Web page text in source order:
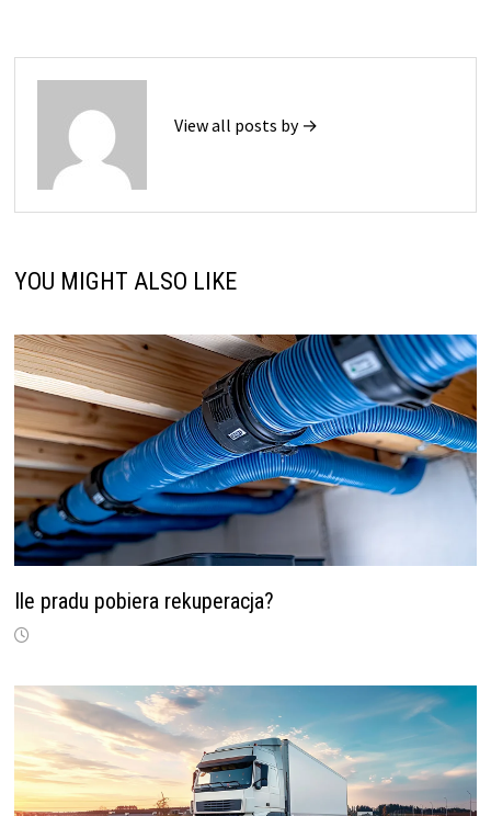
View all posts by →
YOU MIGHT ALSO LIKE
Ile pradu pobiera rekuperacja?